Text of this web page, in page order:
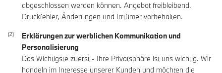
abgeschlossen werden können. Angebot freibleibend.
Druckfehler, Änderungen und Irrtümer vorbehalten.
Erklärungen zur werblichen Kommunikation und
Personalisierung
Das Wichtigste zuerst - Ihre Privatsphäre ist uns wichtig. Wir
handeln im Interesse unserer Kunden und möchten die